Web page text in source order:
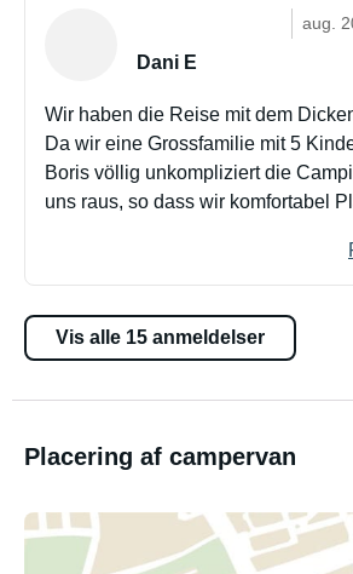
aug.
Dani E
Wir haben die Reise mit dem
Da wir eine Grossfamilie mit 5
Boris völlig unkompliziert die
uns raus, so dass wir komfortabel
Vis alle 15 anmeldelser
Placering af campervan